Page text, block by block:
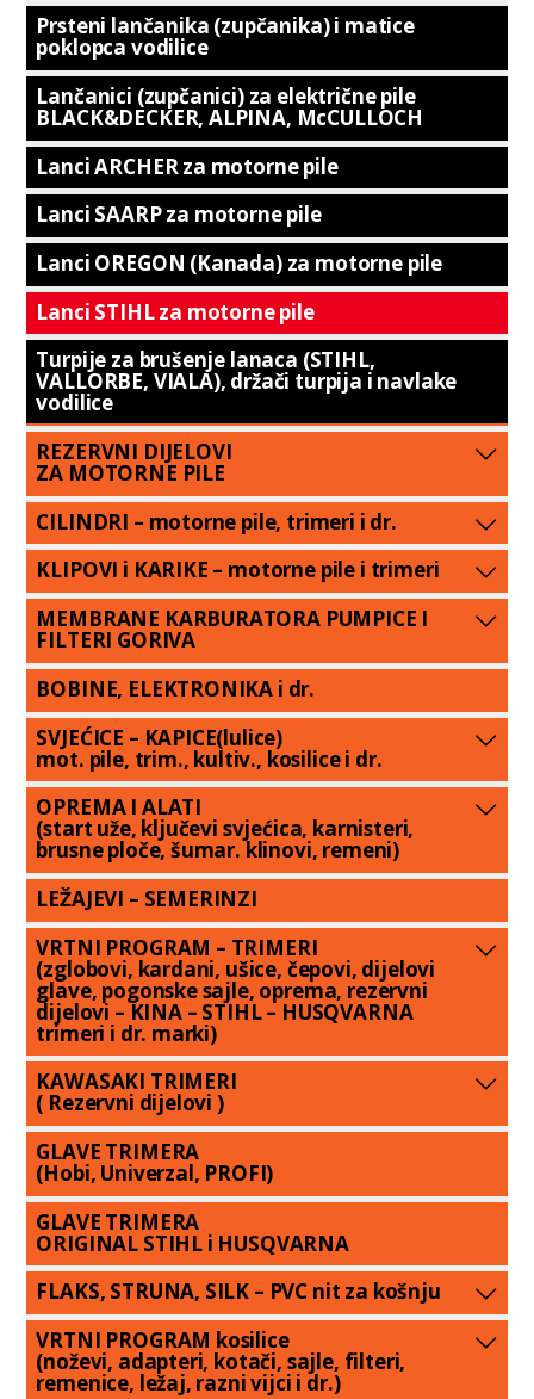
Prsteni lančanika (zupčanika) i matice
poklopca vodilice
Lančanici (zupčanici) za električne pile
BLACK&DECKER, ALPINA, McCULLOCH
Lanci ARCHER za motorne pile
Lanci SAARP za motorne pile
Lanci OREGON (Kanada) za motorne pile
Lanci STIHL za motorne pile
Turpije za brušenje lanaca (STIHL,
VALLORBE, VIALA), držači turpija i navlake
vodilice
REZERVNI DIJELOVI
ZA MOTORNE PILE
CILINDRI – motorne pile, trimeri i dr.
KLIPOVI i KARIKE – motorne pile i trimeri
MEMBRANE KARBURATORA PUMPICE I
FILTERI GORIVA
BOBINE, ELEKTRONIKA i dr.
SVJEĆICE – KAPICE(lulice)
mot. pile, trim., kultiv., kosilice i dr.
OPREMA I ALATI
(start uže, ključevi svjećica, karnisteri,
brusne ploče, šumar. klinovi, remeni)
LEŽAJEVI – SEMERINZI
VRTNI PROGRAM – TRIMERI
(zglobovi, kardani, ušice, čepovi, dijelovi
glave, pogonske sajle, oprema, rezervni
dijelovi – KINA – STIHL – HUSQVARNA
trimeri i dr. marki)
KAWASAKI TRIMERI
( Rezervni dijelovi )
GLAVE TRIMERA
(Hobi, Univerzal, PROFI)
GLAVE TRIMERA
ORIGINAL STIHL i HUSQVARNA
FLAKS, STRUNA, SILK – PVC nit za košnju
VRTNI PROGRAM kosilice
(noževi, adapteri, kotači, sajle, filteri,
remenice, ležaj, razni vijci i dr.)